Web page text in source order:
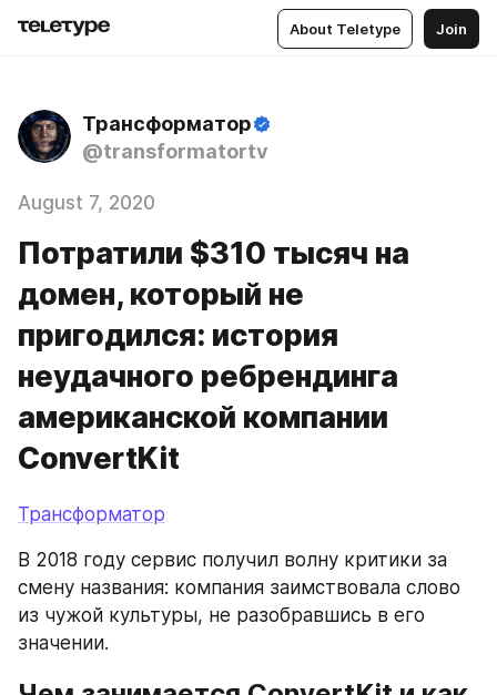
About Teletype Join
Трансформатор
@transformatortv
August 7, 2020
Потратили $310 тысяч на
домен, который не
пригодился: история
неудачного ребрендинга
американской компании
ConvertKit
Трансформатор
В 2018 году сервис получил волну критики за
смену названия: компания заимствовала слово
из чужой культуры, не разобравшись в его
значении.